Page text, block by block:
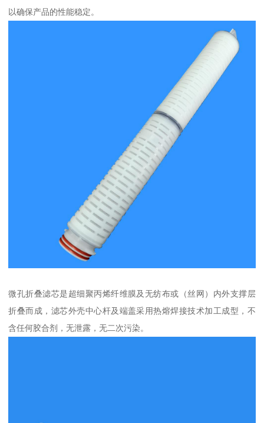
以确保产品的性能稳定。
微孔折叠滤芯是超细聚丙烯纤维膜及无纺布或（丝网）内外支撑层
折叠而成，滤芯外壳中心杆及端盖采用热熔焊接技术加工成型，不
含任何胶合剂，无泄露，无二次污染。